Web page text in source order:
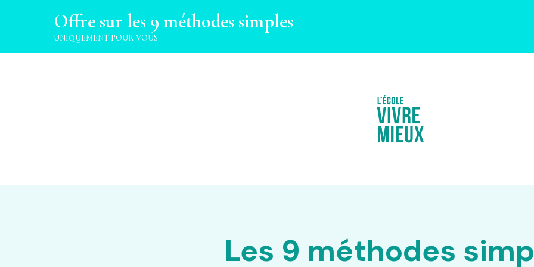
Offre sur les 9 méthodes simples
UNIQUEMENT POUR VOUS
Les 9 méthodes